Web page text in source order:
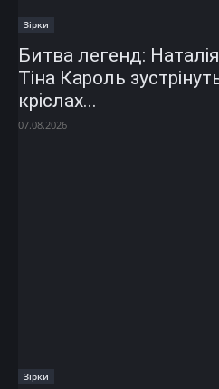
Зірки
Битва легенд:
Тіна Кароль
кріслах...
07.08.2026
Зірки